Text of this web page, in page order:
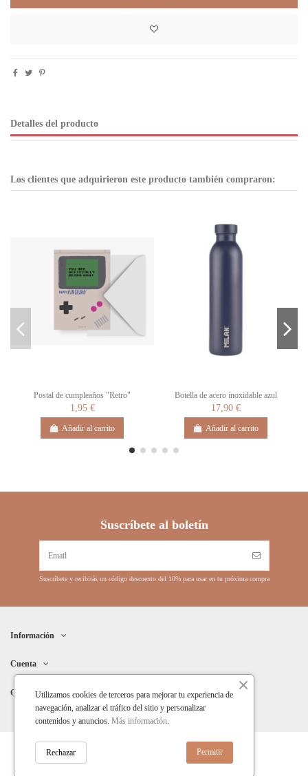
Detalles del producto
Los clientes que adquirieron este producto también compraron:
Postal de cumpleaños "Retro"
1,95 €
Añadir al carrito
Botella de acero inoxidable azul
17,90 €
Añadir al carrito
Suscríbete al boletín
Suscríbete y recibirás un código descuento del 10% para usar en tu próxima compra
Información
Cuenta
ContactoUtilizamos cookies de terceros para mejorar tu experiencia de
navegación, analizar el tráfico del sitio y personalizar
contenidos y anuncios. Más información.
Permitir
Rechazar